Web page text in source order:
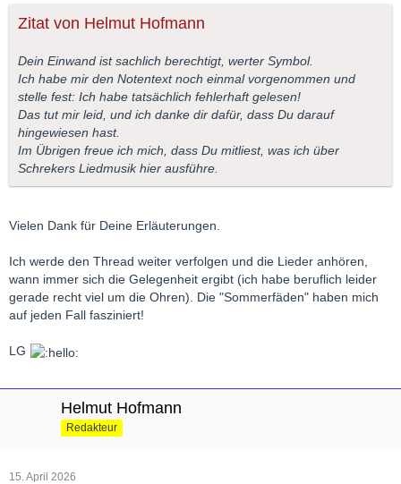
Zitat von Helmut Hofmann
Dein Einwand ist sachlich berechtigt, werter Symbol.
Ich habe mir den Notentext noch einmal vorgenommen und
stelle fest: Ich habe tatsächlich fehlerhaft gelesen!
Das tut mir leid, und ich danke dir dafür, dass Du darauf
hingewiesen hast.
Im Übrigen freue ich mich, dass Du mitliest, was ich über
Schrekers Liedmusik hier ausführe.
Vielen Dank für Deine Erläuterungen.
Ich werde den Thread weiter verfolgen und die Lieder anhören,
wann immer sich die Gelegenheit ergibt (ich habe beruflich leider
gerade recht viel um die Ohren). Die "Sommerfäden" haben mich
auf jeden Fall fasziniert!
LG
Helmut Hofmann
Redakteur
15. April 2026